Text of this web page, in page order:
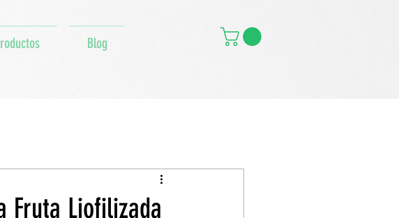
Blog
Fruta Liofilizada